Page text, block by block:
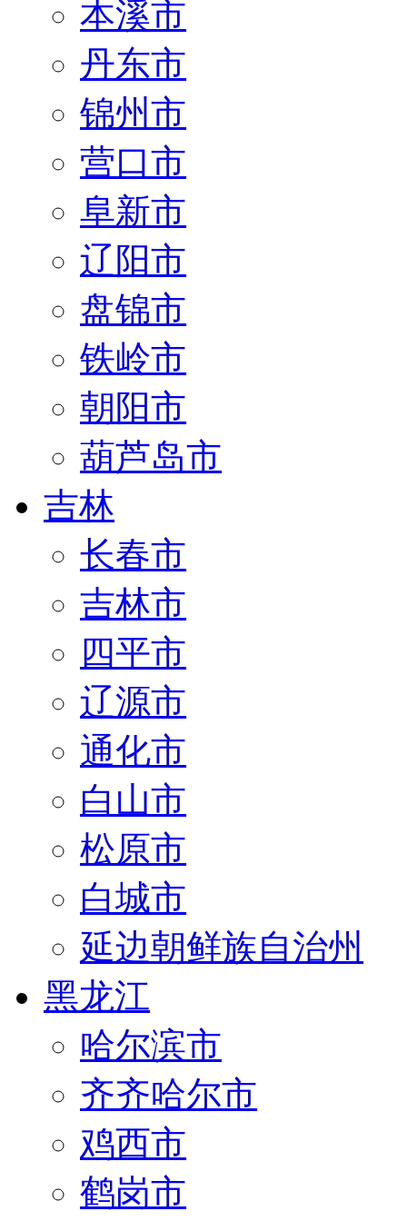
本溪市
丹东市
锦州市
营口市
阜新市
辽阳市
盘锦市
铁岭市
朝阳市
葫芦岛市
吉林
长春市
吉林市
四平市
辽源市
通化市
白山市
松原市
白城市
延边朝鲜族自治州
黑龙江
哈尔滨市
齐齐哈尔市
鸡西市
鹤岗市